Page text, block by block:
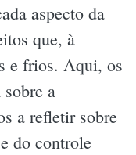
aspecto da
que, à
e frios. Aqui, os
a
a refletir sobre
do controle